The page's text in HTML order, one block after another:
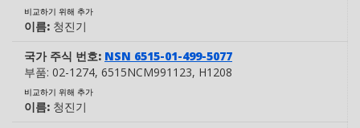
비교하기 위해 추가
이름: 청진기
국가 주식 번호: NSN 6515-01-499-5077
부품: 02-1274, 6515NCM991123, H1208
비교하기 위해 추가
이름: 청진기